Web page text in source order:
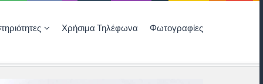
Χρήσιμα Τηλέφωνα Φωτογραφίες